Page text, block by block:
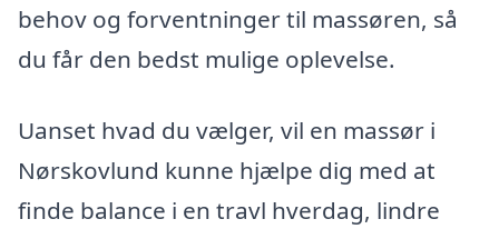
behov og forventninger til massøren, så
du får den bedst mulige oplevelse.
Uanset hvad du vælger, vil en massør i
Nørskovlund kunne hjælpe dig med at
finde balance i en travl hverdag, lindre